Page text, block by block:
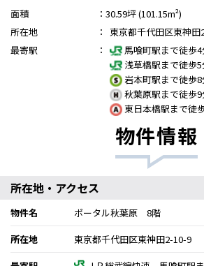
面積 ： 30.59坪 (101.15m²)
所在地
：
東京都千代田区東神田
最寄駅
：
馬喰町駅まで徒歩
浅草橋駅まで徒歩
岩本町駅まで徒歩
秋葉原駅まで徒歩
東日本橋駅まで徒
物件情報
所在地・アクセス
物件名
ポータル秋葉原 8階
所在地
東京都千代田区東神田2-10-9